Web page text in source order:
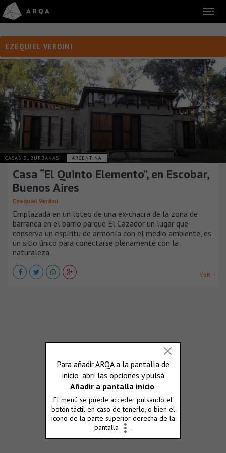
EZEQUIEL VERDINI
CASAS SUBURBANAS ARGENTINA
Casa “El Quinto Elemento”, en Escobar,
Buenos Aires
Ezequiel Verdini
Emplazada en un loteo de una ex-chacra de la zona de
barranca en el barrio parque El Cazador un lugar que
conserva un espíritu de armonía con el medio ambiente, es
un sitio único para conectarse plenamente con la
naturaleza.
VER +